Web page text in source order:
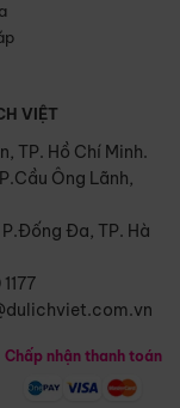
VIỆT
TP. Hồ Chí Minh.
Ông Lãnh,
Đa, TP. Hà
Chấp nhận thanh toán